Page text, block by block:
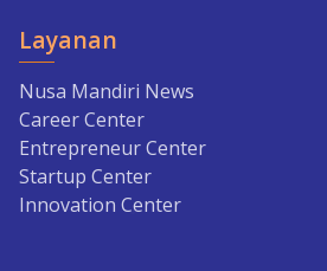
Layanan
Nusa Mandiri News
Career Center
Entrepreneur Center
Startup Center
Innovation Center